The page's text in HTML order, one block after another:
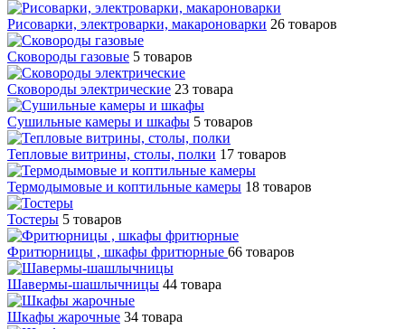
Рисоварки, электроварки, макароноварки 26 товаров
Сковороды газовые 5 товаров
Сковороды электрические 23 товара
Сушильные камеры и шкафы 5 товаров
Тепловые витрины, столы, полки 17 товаров
Термодымовые и коптильные камеры 18 товаров
Тостеры 5 товаров
Фритюрницы , шкафы фритюрные 66 товаров
Шавермы-шашлычницы 44 товара
Шкафы жарочные 34 товара